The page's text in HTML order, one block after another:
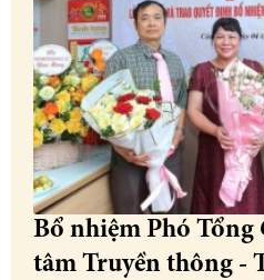
Bổ nhiệm Phó Tổng
tâm Truyền thông -